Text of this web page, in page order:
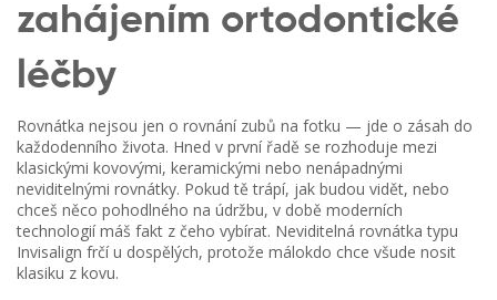
zahájením ortodontické
léčby
Rovnátka nejsou jen o rovnání zubů na fotku — jde o zásah do
každodenního života. Hned v první řadě se rozhoduje mezi
klasickými kovovými, keramickými nebo nenápadnými
neviditelnými rovnátky. Pokud tě trápí, jak budou vidět, nebo
chceš něco pohodlného na údržbu, v době moderních
technologií máš fakt z čeho vybírat. Neviditelná rovnátka typu
Invisalign frčí u dospělých, protože málokdo chce všude nosit
klasiku z kovu.